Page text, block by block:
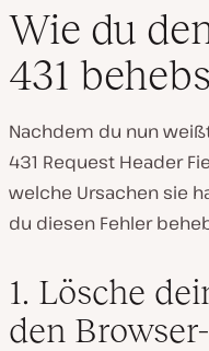
Wie du
431
Nachdem du nun
431 Request Header
welche Ursachen sie
du diesen Fehler
1. Lösche
den